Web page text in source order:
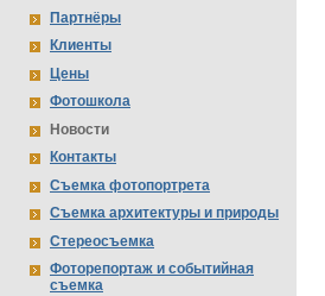
Партнёры
Клиенты
Цены
Фотошкола
Новости
Контакты
Съемка фотопортрета
Съемка архитектуры и природы
Стереосъемка
Фоторепортаж и событийная
съемка